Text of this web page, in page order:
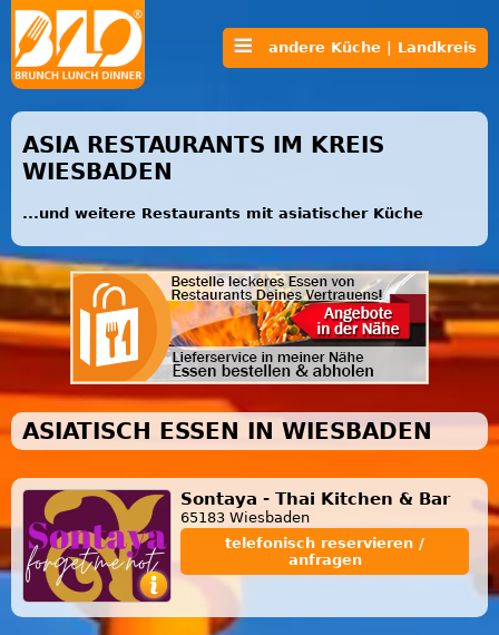
andere Küche | Landkreis
ASIA RESTAURANTS IM KREIS
WIESBADEN
...und weitere Restaurants mit asiatischer Küche
ASIATISCH ESSEN IN WIESBADEN
Sontaya - Thai Kitchen & Bar
65183 Wiesbaden
telefonisch reservieren /
anfragen